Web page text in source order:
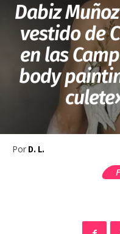
Dabiz
vestido de
en las
body
Por D. L.